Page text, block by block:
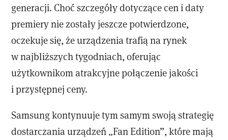
generacji. Choć szczegóły dotyczące cen i daty
premiery nie zostały jeszcze potwierdzone,
oczekuje się, że urządzenia trafią na rynek
w najbliższych tygodniach, oferując
użytkownikom atrakcyjne połączenie jakości
i przystępnej ceny.
Samsung kontynuuje tym samym swoją strategię
dostarczania urządzeń „Fan Edition”, które mają